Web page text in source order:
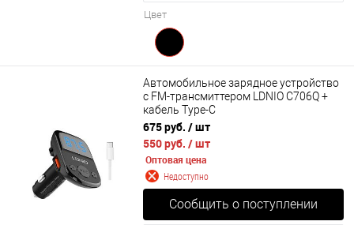
Цвет
Автомобильное зарядное устройство
с FM-трансмиттером LDNIO C706Q +
кабель Type-C
675 руб. / шт
550 руб. / шт
Оптовая цена
Недоступно
Сообщить о поступлении